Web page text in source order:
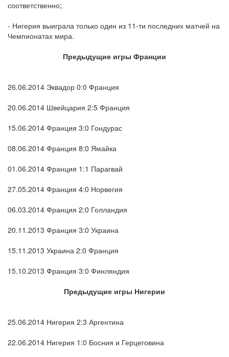
соответственно;
- Нигерия выиграла только один из 11-ти последних матчей на
Чемпионатах мира.
Предыдущие игры Франции
26.06.2014 Эквадор 0:0 Франция
20.06.2014 Швейцария 2:5 Франция
15.06.2014 Франция 3:0 Гондурас
08.06.2014 Франция 8:0 Ямайка
01.06.2014 Франция 1:1 Парагвай
27.05.2014 Франция 4:0 Норвегия
06.03.2014 Франция 2:0 Голландия
20.11.2013 Франция 3:0 Украина
15.11.2013 Украина 2:0 Франция
15.10.2013 Франция 3:0 Финляндия
Предыдущие игры Нигерии
25.06.2014 Нигерия 2:3 Аргентина
22.06.2014 Нигерия 1:0 Босния и Герцеговина